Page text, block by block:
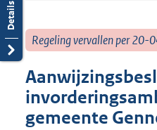
Regeling vervallen per
gemeente